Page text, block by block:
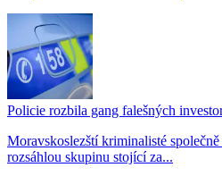
Policie rozbila gang falešných
Moravskoslezští kriminalisté
rozsáhlou skupinu stojící za...